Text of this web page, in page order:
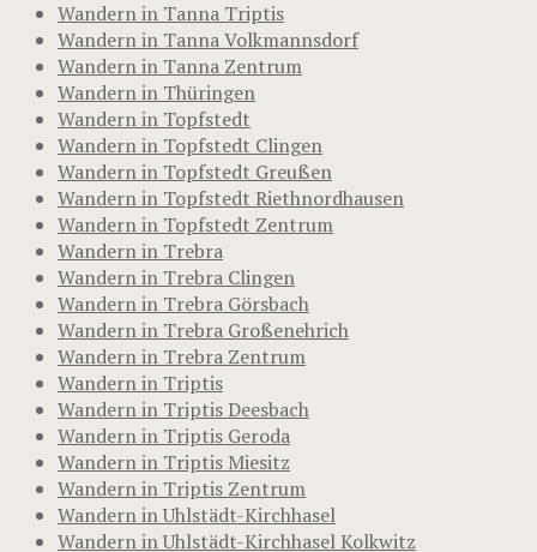
Wandern in Tanna Triptis
Wandern in Tanna Volkmannsdorf
Wandern in Tanna Zentrum
Wandern in Thüringen
Wandern in Topfstedt
Wandern in Topfstedt Clingen
Wandern in Topfstedt Greußen
Wandern in Topfstedt Riethnordhausen
Wandern in Topfstedt Zentrum
Wandern in Trebra
Wandern in Trebra Clingen
Wandern in Trebra Görsbach
Wandern in Trebra Großenehrich
Wandern in Trebra Zentrum
Wandern in Triptis
Wandern in Triptis Deesbach
Wandern in Triptis Geroda
Wandern in Triptis Miesitz
Wandern in Triptis Zentrum
Wandern in Uhlstädt-Kirchhasel
Wandern in Uhlstädt-Kirchhasel Kolkwitz